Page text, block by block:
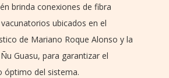
brinda conexiones de fibra
ubicados en el
de Mariano Roque Alonso y la
Guasu, para garantizar el
óptimo del sistema.